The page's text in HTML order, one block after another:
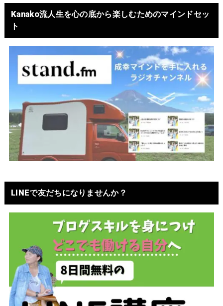
Kanako流人生を心の底から楽しむためのマインドセッ
ト
LINEで友だちになりませんか？